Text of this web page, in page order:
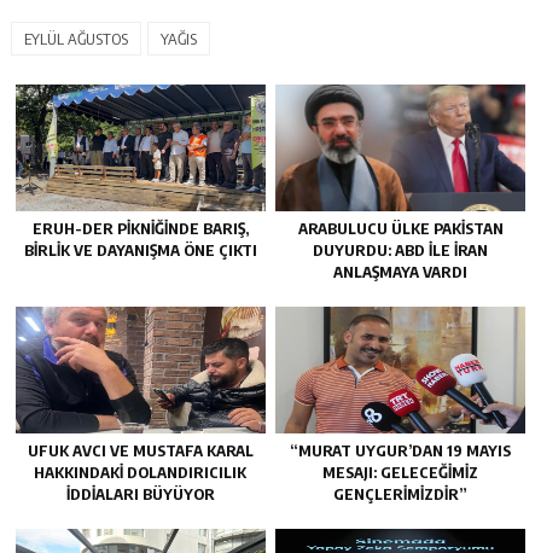
EYLÜL AĞUSTOS YAĞIS
ERUH-DER PIKNIĞINDE BARIŞ,
BIRLIK VE DAYANIŞMA ÖNE ÇIKTI
ARABULUCU ÜLKE PAKISTAN
DUYURDU: ABD ILE İRAN
ANLAŞMAYA VARDI
UFUK AVCI VE MUSTAFA KARAL
HAKKINDAKI DOLANDIRICILIK
İDDIALARI BÜYÜYOR
“MURAT UYGUR’DAN 19 MAYIS
MESAJI: GELECEĞIMIZ
GENÇLERIMIZDIR”